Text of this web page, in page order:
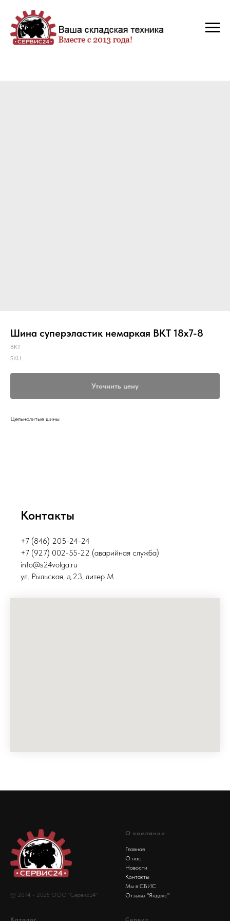
Шина суперэластик немаркая BKT 18х7-8
BKT
SKU:
Уточнить цену
Цельнолитые шины
Контакты
+7 (846) 205-24-24
+7 (927) 002-55-22 (аварийная служба)
info@s24volga.ru
ул. Рыльская, д.23, литер М
© 2014 - 2025 ООО "Сервис24"
О компании
Главная
О нас
Новости
Контакты
Мы в СБИС
Отзывы "Яндекс"
Каталог Сервис